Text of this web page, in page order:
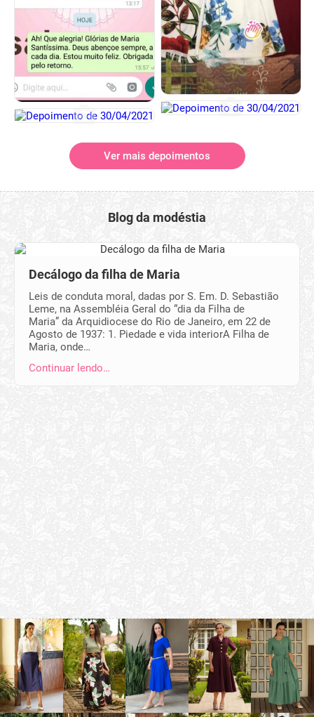
Ver mais depoimentos
Blog da modéstia
Decálogo da filha de Maria
Leis de conduta moral, dadas por S. Em. D. Sebastião
Leme, na Assembléia Geral do “dia da Filha de
Maria” da Arquidiocese do Rio de Janeiro, em 22 de
Agosto de 1937: 1. Piedade e vida interiorA Filha de
Maria, onde…
Continuar lendo…